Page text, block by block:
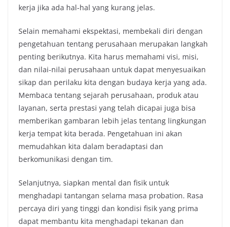
kerja jika ada hal-hal yang kurang jelas.
Selain memahami ekspektasi, membekali diri dengan
pengetahuan tentang perusahaan merupakan langkah
penting berikutnya. Kita harus memahami visi, misi,
dan nilai-nilai perusahaan untuk dapat menyesuaikan
sikap dan perilaku kita dengan budaya kerja yang ada.
Membaca tentang sejarah perusahaan, produk atau
layanan, serta prestasi yang telah dicapai juga bisa
memberikan gambaran lebih jelas tentang lingkungan
kerja tempat kita berada. Pengetahuan ini akan
memudahkan kita dalam beradaptasi dan
berkomunikasi dengan tim.
Selanjutnya, siapkan mental dan fisik untuk
menghadapi tantangan selama masa probation. Rasa
percaya diri yang tinggi dan kondisi fisik yang prima
dapat membantu kita menghadapi tekanan dan